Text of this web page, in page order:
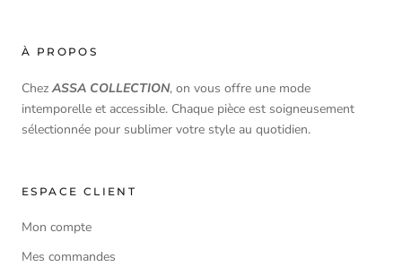
À PROPOS
ChezASSA COLLECTION, on vous offre une mode
intemporelle et accessible. Chaque pièce est soigneusement
sélectionnée pour sublimer votre style au quotidien.
ESPACE CLIENT
Mon compte
Mes commandes